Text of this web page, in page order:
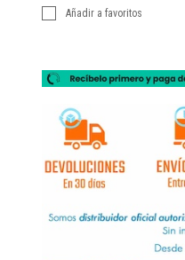
Añadir a favoritos